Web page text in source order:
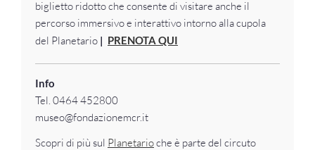
biglietto ridotto che consente di visitare anche il
percorso immersivo e interattivo intorno alla cupola
del Planetario | PRENOTA QUI
Info
Tel. 0464 452800
museo@fondazionemcr.it
Scopri di più sul Planetarioche è parte del circuto